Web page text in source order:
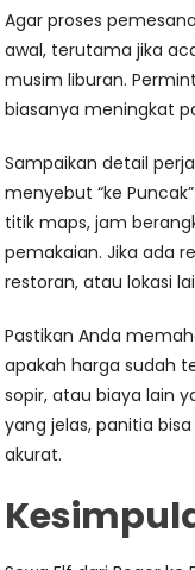
Agar proses
awal, terutama jika
musim liburan.
biasanya meningkat
Sampaikan detail
menyebut “ke
titik maps, jam
pemakaian. Jika ada
restoran, atau lokasi
Pastikan Anda
apakah harga sudah
sopir, atau biaya lain
yang jelas, panitia
akurat.